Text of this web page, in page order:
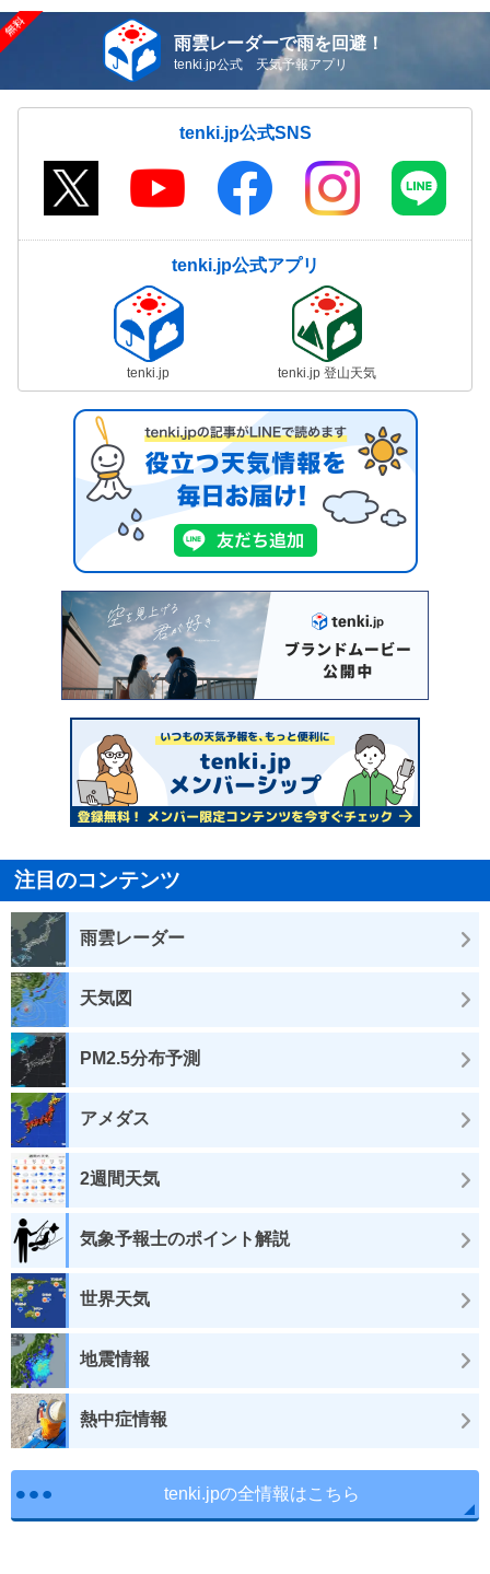
雨雲レーダーで雨を回避！
tenki.jp公式 天気予報アプリ
tenki.jp公式SNS
tenki.jp公式アプリ
tenki.jp tenki.jp 登山天気
注目のコンテンツ
雨雲レーダー
天気図
PM2.5分布予測
アメダス
2週間天気
気象予報士のポイント解説
世界天気
地震情報
熱中症情報
tenki.jpの全情報はこちら